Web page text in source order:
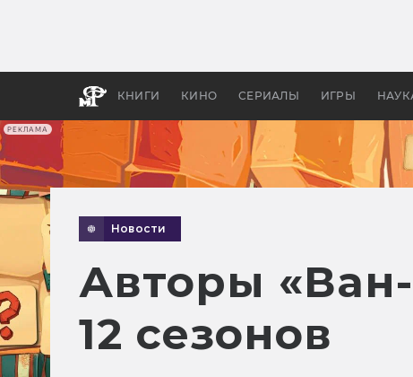
РЕКЛАМА
КНИГИ КИНО СЕРИАЛЫ ИГРЫ
Новости
Авторы
12 сезонов